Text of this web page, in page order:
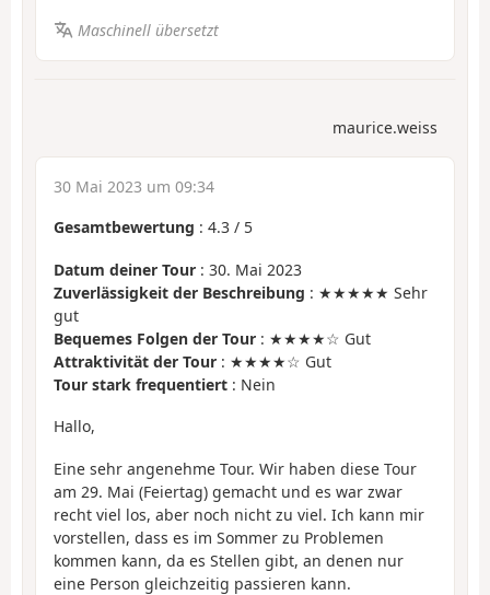
Maschinell übersetzt
maurice.weiss
30 Mai 2023 um 09:34
Gesamtbewertung : 4.3 / 5
Datum deiner Tour : 30. Mai 2023
Zuverlässigkeit der Beschreibung : ★★★★★ Sehr
gut
Bequemes Folgen der Tour : ★★★★☆ Gut
Attraktivität der Tour : ★★★★☆ Gut
Tour stark frequentiert : Nein
Hallo,
Eine sehr angenehme Tour. Wir haben diese Tour
am 29. Mai (Feiertag) gemacht und es war zwar
recht viel los, aber noch nicht zu viel. Ich kann mir
vorstellen, dass es im Sommer zu Problemen
kommen kann, da es Stellen gibt, an denen nur
eine Person gleichzeitig passieren kann.